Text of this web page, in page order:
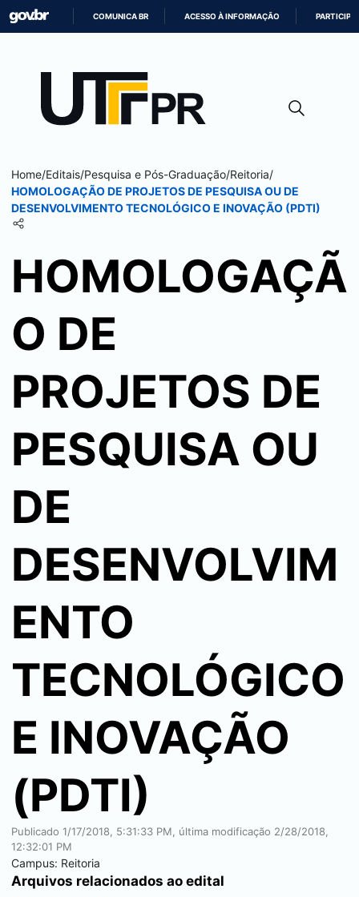
CONTEÚDO
COMUNICA BR ACESSO À INFORMAÇÃO PARTICIPE
Home/Editais/Pesquisa e Pós-Graduação/Reitoria/
HOMOLOGAÇÃO DE PROJETOS DE PESQUISA OU DE
DESENVOLVIMENTO TECNOLÓGICO E INOVAÇÃO (PDTI)
HOMOLOGAÇÃ
O DE
PROJETOS DE
PESQUISA OU
DE
DESENVOLVIM
ENTO
TECNOLÓGICO
E INOVAÇÃO
(PDTI)
Publicado 1/17/2018, 5:31:33 PM , última modificação 2/28/2018,
12:32:01 PM
Campus: Reitoria
Arquivos relacionados ao edital